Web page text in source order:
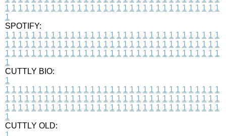
1 1 1 1 1 1 1 1 1 1 1 1 1 1 1 1 1 1 1 1 1 1 1 1 1 1 1 1 1 1 1 1 1
1
SPOTIFY:
1 1 1 1 1 1 1 1 1 1 1 1 1 1 1 1 1 1 1 1 1 1 1 1 1 1 1 1 1 1 1 1 1
1 1 1 1 1 1 1 1 1 1 1 1 1 1 1 1 1 1 1 1 1 1 1 1 1 1 1 1 1 1 1 1 1
1 1 1 1 1 1 1 1 1 1 1 1 1 1 1 1 1 1 1 1 1 1 1 1 1 1 1 1 1 1 1 1 1
1
CUTTLY BIO:
1
1 1 1 1 1 1 1 1 1 1 1 1 1 1 1 1 1 1 1 1 1 1 1 1 1 1 1 1 1 1 1 1 1
1 1 1 1 1 1 1 1 1 1 1 1 1 1 1 1 1 1 1 1 1 1 1 1 1 1 1 1 1 1 1 1 1
1 1 1 1 1 1 1 1 1 1 1 1 1 1 1 1 1 1 1 1 1 1 1 1 1 1 1 1 1 1 1 1 1
1
CUTTLY OLD: